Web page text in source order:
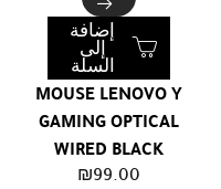
MOUSE LENOVO Y
GAMING OPTICAL
WIRED BLACK
₪99.00
إضافة
إلى
السلة